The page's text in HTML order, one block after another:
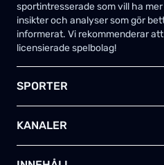
sportintresserade som vill ha
insikter och analyser som gör
informerat. Vi rekommenderar
licensierade spelbolag!
SPORTER
Ishockey
Amerikansk fotboll
KANALER